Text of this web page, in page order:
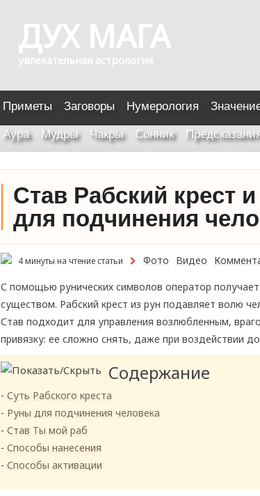
ДУХ МАГА
увлекательная астрология
Приметы Заговоры Нумерология
Аура Мудры Чакры Сонник
Став Рабский крест
для подчинения
4 минуты на чтение статьи Фото Видео
С помощью рунических символов оператор
существом. Рабский крест из рун подавляет волю
Став подходит для управления возлюбленным,
привязку: ее сложно снять, даже при воздействии
Содержание
Суть Рабского креста
Руны для подчинения человека
Став Ты мой раб
Способы нанесения
Способы активации